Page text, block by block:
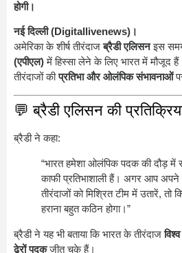
होगी।
नई दिल्ली (Digitallivenews)।
अमेरिका के शीर्ष तीरंदाजब्रैडी एलिसनइस
(एपीएल)में हिस्सा लेने के लिए भारत में मौजूद
तीरंदाजों कीप्रतिभा और ओलंपिक संभावनाओं
💬 ब्रैडी एलिसन की
ब्रैडी ने कहा:
“भारत हमेशा ओलंपिक पदक की दौड़ में
काफी प्रतिभाशाली हैं। अगर आप अपने
तीरंदाजों को मिश्रित टीम में उतारें, तो
हराना बहुत कठिन होगा।”
ब्रैडी ने यह भी बताया कि भारत के तीरंदाज
ढेरों पदकजीत चुके हैं।